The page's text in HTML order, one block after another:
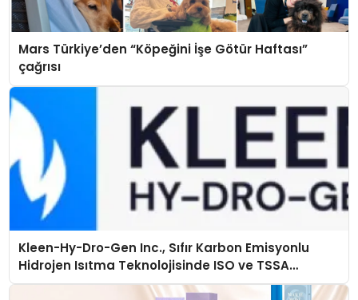
Mars Türkiye’den “Köpeğini İşe Götür Haftası”
çağrısı
Kleen-Hy-Dro-Gen Inc., Sıfır Karbon Emisyonlu
Hidrojen Isıtma Teknolojisinde ISO ve TSSA
Düzenleyici Onaylarını Aldı